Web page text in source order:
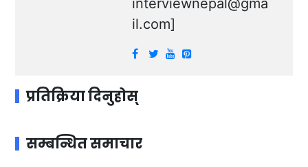
interviewnepal@gma
il.com]
प्रतिक्रिया दिनुहोस्
सम्बन्धित समाचार